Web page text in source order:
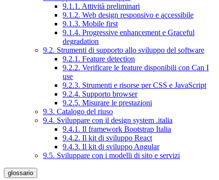
9.1.1. Attività preliminari
9.1.2. Web design responsivo e accessibile
9.1.3. Mobile first
9.1.4. Progressive enhancement e Graceful
degradation
9.2. Strumenti di supporto allo sviluppo del software
9.2.1. Feature detection
9.2.2. Verificare le feature disponibili con Can I
use
9.2.3. Strumenti e risorse per CSS e JavaScript
9.2.4. Supporto browser
9.2.5. Misurare le prestazioni
9.3. Catalogo del riuso
9.4. Sviluppare con il design system .italia
9.4.1. Il framework Bootstrap Italia
9.4.2. Il kit di sviluppo React
9.4.3. Il kit di sviluppo Angular
9.5. Sviluppare con i modelli di sito e servizi
glossario